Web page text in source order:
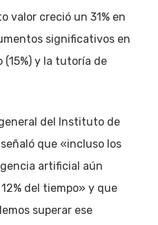
valor creció un 31% en
significativos en
y la tutoría de
del Instituto de
que «incluso los
artificial aún
del tiempo» y que
superar ese